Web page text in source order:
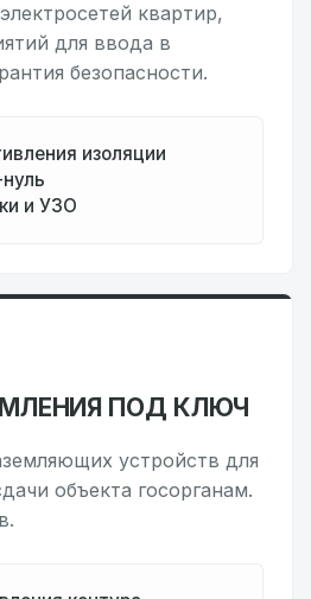
квартир,
для ввода в
безопасности.
изоляции
и УЗО
ПОД КЛЮЧ
устройств для
объекта госорганам.